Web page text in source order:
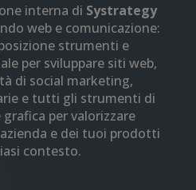
interna di Systrategy
web e comunicazione:
strumenti e
per sviluppare siti web,
di social marketing,
e tutti gli strumenti di
per valorizzare
e dei tuoi prodotti
contesto.